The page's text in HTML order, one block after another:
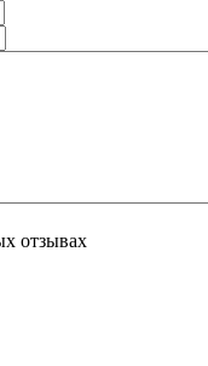
отзывах